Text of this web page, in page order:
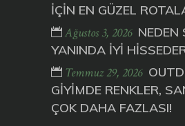
İÇİN EN GÜZEL
Ağustos 3, 2026 NEDEN
YANINDA İYİ
Temmuz 29, 2026
GİYİMDE RENKLER,
ÇOK DAHA FAZLASI!